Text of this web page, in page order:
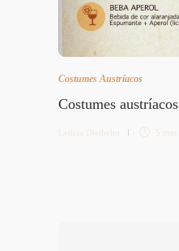
Costumes Austríacos
Costumes austríacos
Letícia Diethelm 5 min